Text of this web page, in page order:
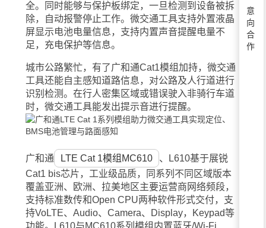
全。同时能够与保护板绑定，一旦检测到设备被拆
除，自动报警停止工作。微交通工具支持外置液晶
屏显示电池电量信息，支持内置声音提醒电量不
足，充电保护等信息。
城市公路繁忙，有了广和通Cat1模组加持，微交通
工具还能自主感知道路信息，对公路及人行道进行
识别检测。在行人密集区域或错误驶入非骑行车道
时，微交通工具能发出提示音进行提醒。
广和通 LTE Cat 1模组MC610 、 L610基于展锐
Cat1 bis芯片，工业级品质，同系列不同区域版本
覆盖亚洲、欧洲、拉美地区主要运营商网络频段，
支持标准数传和Open CPU两种软件形式交付，支
持VoLTE、Audio、Camera、Display，Keypad等
功能。L610与MC610系列模组内置蓝牙/Wi-Fi
意
向
合
作